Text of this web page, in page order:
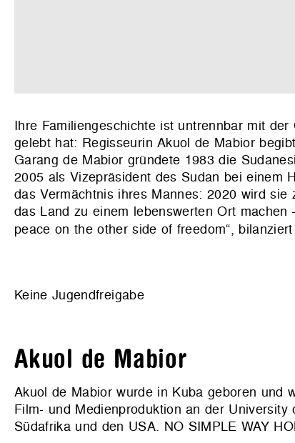
Ihre Familiengeschichte ist untrennbar mit
gelebt hat: Regisseurin Akuol de Mabior
Garang de Mabior gründete 1983 die
2005 als Vizepräsident des Sudan bei einem
das Vermächtnis ihres Mannes: 2020 wird
das Land zu einem lebenswerten Ort
peace on the other side of freedom“,
Keine Jugendfreigabe
Akuol de Mabior
Akuol de Mabior wurde in Kuba geboren und
Film- und Medienproduktion an der
Südafrika und den USA. NO SIMPLE WAY